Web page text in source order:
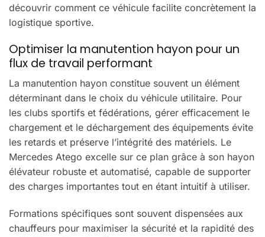
découvrir comment ce véhicule facilite concrètement la
logistique sportive.
Optimiser la manutention hayon pour un
flux de travail performant
La manutention hayon constitue souvent un élément
déterminant dans le choix du véhicule utilitaire. Pour
les clubs sportifs et fédérations, gérer efficacement le
chargement et le déchargement des équipements évite
les retards et préserve l’intégrité des matériels. Le
Mercedes Atego excelle sur ce plan grâce à son hayon
élévateur robuste et automatisé, capable de supporter
des charges importantes tout en étant intuitif à utiliser.
Formations spécifiques sont souvent dispensées aux
chauffeurs pour maximiser la sécurité et la rapidité des